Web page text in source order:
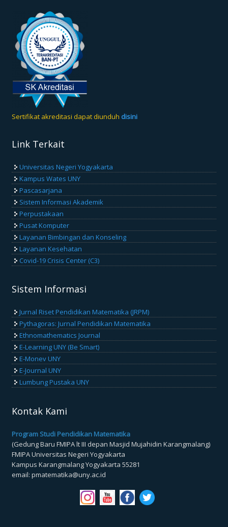
Sertifikat akreditasi dapat diunduh disini
Link Terkait
Universitas Negeri Yogyakarta
Kampus Wates UNY
Pascasarjana
Sistem Informasi Akademik
Perpustakaan
Pusat Komputer
Layanan Bimbingan dan Konseling
Layanan Kesehatan
Covid-19 Crisis Center (C3)
Sistem Informasi
Jurnal Riset Pendidikan Matematika (JRPM)
Pythagoras: Jurnal Pendidikan Matematika
Ethnomathematics Journal
E-Learning UNY (Be Smart)
E-Monev UNY
E-Journal UNY
Lumbung Pustaka UNY
Kontak Kami
Program Studi Pendidikan Matematika
(Gedung Baru FMIPA lt III depan Masjid Mujahidin Karangmalang)
FMIPA Universitas Negeri Yogyakarta
Kampus Karangmalang Yogyakarta 55281
email: pmatematika@uny.ac.id